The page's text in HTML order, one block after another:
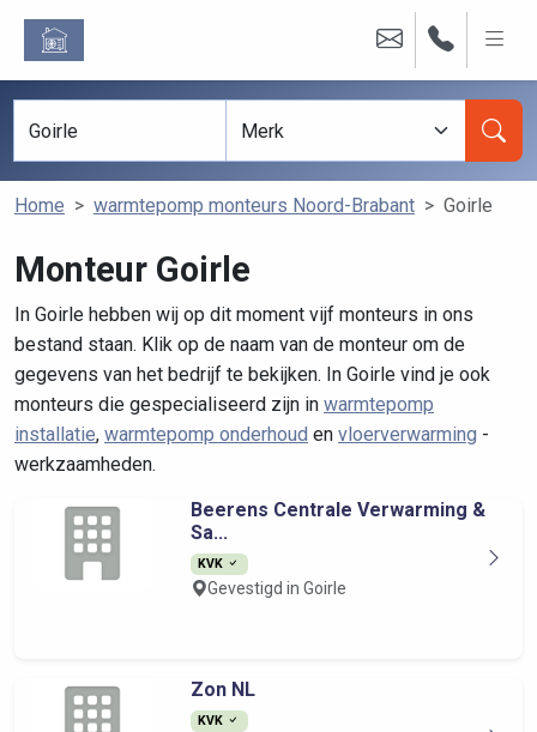
Home warmtepomp monteurs Noord-Brabant Goirle
Monteur Goirle
In Goirle hebben wij op dit moment vijf monteurs in ons
bestand staan. Klik op de naam van de monteur om de
gegevens van het bedrijf te bekijken. In Goirle vind je ook
monteurs die gespecialiseerd zijn in warmtepomp
installatie, warmtepomp onderhoud en vloerverwarming -
werkzaamheden.
Beerens Centrale Verwarming &
Sa...
KVK
Gevestigd in Goirle
Zon NL
KVK